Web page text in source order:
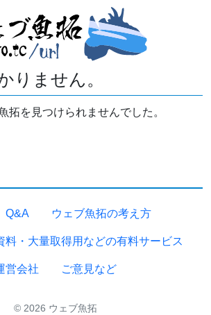
りません。
拓を見つけられませんでした。
Q&A ウェブ魚拓の考え方
料・大量取得用などの有料サービス
営会社 ご意見など
© 2026 ウェブ魚拓